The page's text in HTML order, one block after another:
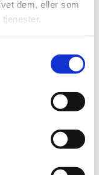
dem, eller som
for at se